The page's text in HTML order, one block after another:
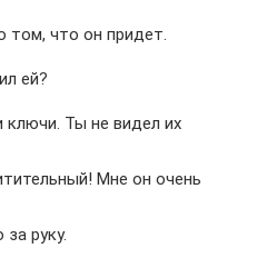
том, что он придет.
ей?
ключи. Ты не видел их
Мне он очень
за руку.